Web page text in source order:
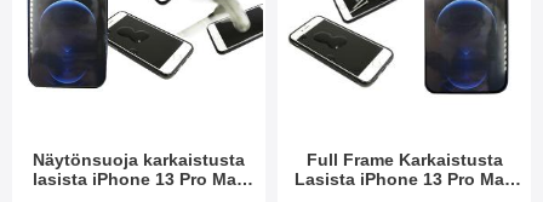
Näytönsuoja karkaistusta
lasista iPhone 13 Pro Max
Full Frame Karkaistusta
Lasista iPhone 13 Pro Max